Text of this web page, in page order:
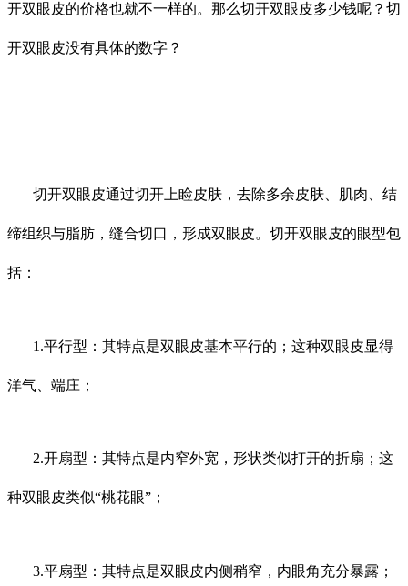
开双眼皮的价格也就不一样的。那么切开双眼皮多少钱呢？切
开双眼皮没有具体的数字？
切开双眼皮通过切开上睑皮肤，去除多余皮肤、肌肉、结
缔组织与脂肪，缝合切口，形成双眼皮。切开双眼皮的眼型包
括：
1.平行型：其特点是双眼皮基本平行的；这种双眼皮显得
洋气、端庄；
2.开扇型：其特点是内窄外宽，形状类似打开的折扇；这
种双眼皮类似“桃花眼”；
3.平扇型：其特点是双眼皮内侧稍窄，内眼角充分暴露；